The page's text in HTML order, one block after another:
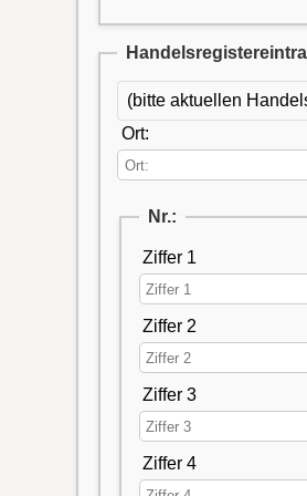
(bitte aktuellen
Ort:
Nr.:
Ziffer 1
Ziffer 2
Ziffer 3
Ziffer 4